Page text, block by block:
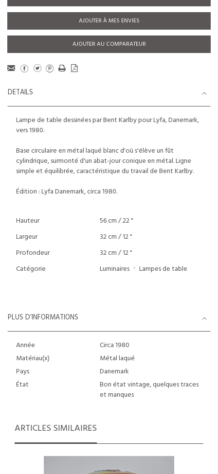
AJOUTER À MES ENVIES
AJOUTER AU COMPARATEUR
DETAILS
Lampe de table dessinées par Bent Karlby pour Lyfa, Danemark,
vers 1980.
Base circulaire en métal laqué blanc d'où s'élève un fût
cylindrique, surmonté d'un abat-jour conique en métal. Ligne
simple et équilibrée, caractéristique du travail de Bent Karlby.
Édition : Lyfa Danemark, circa 1980.
Hauteur
56 cm / 22 "
Largeur
32 cm / 12 "
Profondeur
32 cm / 12 "
Catégorie
Luminaires Lampes de table
PLUS D’INFORMATIONS
Année
Circa 1980
Matériau(x)
Métal laqué
Pays
Danemark
État
Bon état vintage, quelques traces
et manques
ARTICLES SIMILAIRES